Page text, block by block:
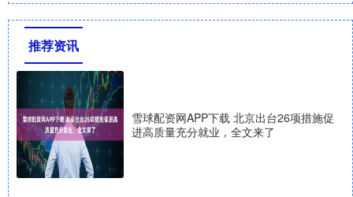
推荐资讯
雪球配资网APP下载 北京出台26项措施促
进高质量充分就业，全文来了